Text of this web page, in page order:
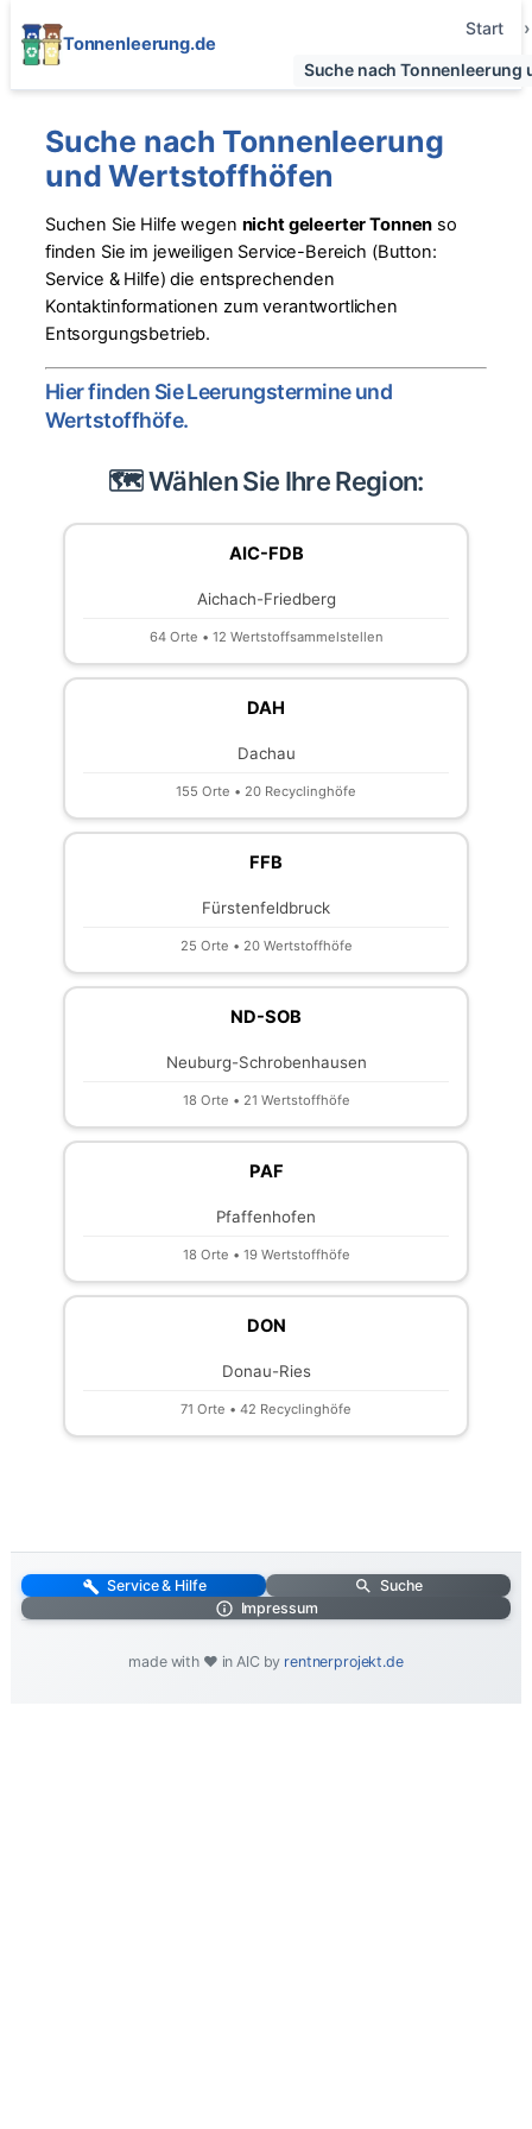
Tonnenleerung.de
Start
Suche nach Tonnenleerung
Suche nach Tonnenleerung
und Wertstoffhöfen
Suchen Sie Hilfe wegen nicht geleerter Tonnen so
finden Sie im jeweiligen Service-Bereich (Button:
Service & Hilfe) die entsprechenden
Kontaktinformationen zum verantwortlichen
Entsorgungsbetrieb.
Hier finden Sie Leerungstermine und
Wertstoffhöfe.
🗺️ Wählen Sie Ihre Region:
AIC-FDB
Aichach-Friedberg
64 Orte • 12 Wertstoffsammelstellen
DAH
Dachau
155 Orte • 20 Recyclinghöfe
FFB
Fürstenfeldbruck
25 Orte • 20 Wertstoffhöfe
ND-SOB
Neuburg-Schrobenhausen
18 Orte • 21 Wertstoffhöfe
PAF
Pfaffenhofen
18 Orte • 19 Wertstoffhöfe
DON
Donau-Ries
71 Orte • 42 Recyclinghöfe
Service & Hilfe
Suche
Impressum
made with ❤️ in AIC by rentnerprojekt.de